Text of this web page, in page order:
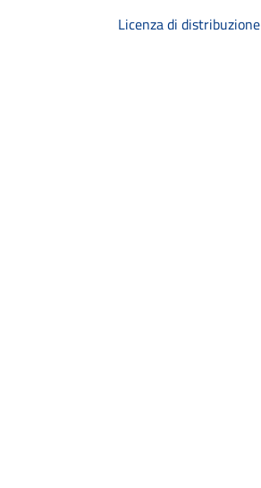
Licenza di distribuzione